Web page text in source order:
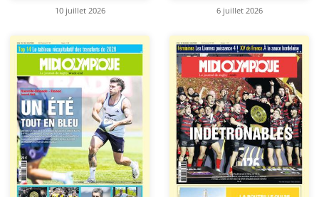
10 juillet 2026 6 juillet 2026